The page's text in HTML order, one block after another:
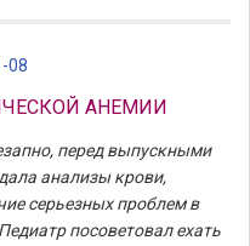
08
АНЕМИИ
перед выпускными
анализы крови,
серьезных проблем в
посоветовал ехать